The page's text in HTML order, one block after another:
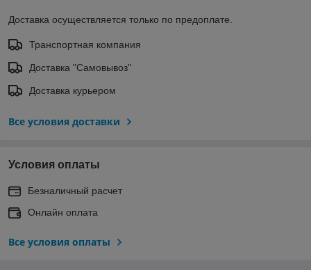
Доставка осуществляется только по предоплате.
Транспортная компания
Доставка "Самовывоз"
Доставка курьером
Все условия доставки
Условия оплаты
Безналичный расчет
Онлайн оплата
Все условия оплаты